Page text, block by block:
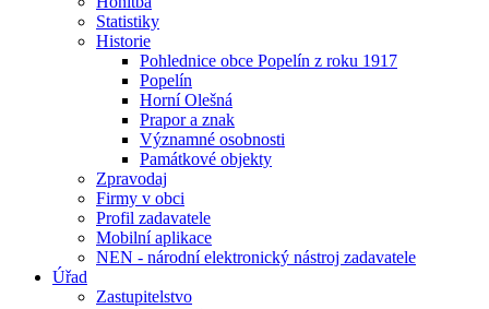
Statistiky
Historie
Pohlednice obce Popelín z roku 1917
Popelín
Horní Olešná
Prapor a znak
Významné osobnosti
Památkové objekty
Zpravodaj
Firmy v obci
Profil zadavatele
Mobilní aplikace
NEN - národní elektronický nástroj zadavatele
Úřad
Zastupitelstvo